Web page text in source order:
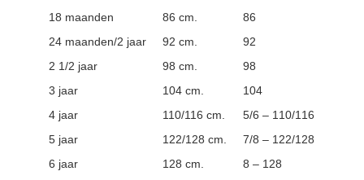
18 maanden 86 cm.
86
24 maanden/2 jaar
92 cm.
92
2 1/2 jaar
98 cm.
98
3 jaar
104 cm.
104
4 jaar
110/116 cm.
5/6 – 110/116
5 jaar
122/128 cm.
7/8 – 122/128
6 jaar
128 cm.
8 – 128